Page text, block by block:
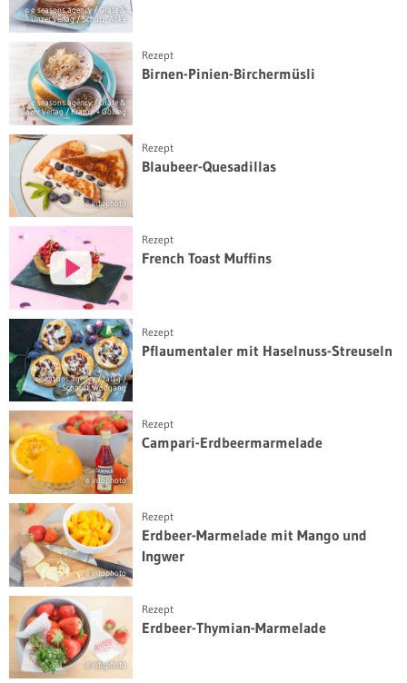
© © seasons.agency / Gräfe &
Unzer Verlag / Schütz, Anke
© seasons.agency / Gräfe &
Unzer Verlag / Kramp + Gölling
Rezept
Birnen-Pinien-Birchermüsli
© intophoto
Rezept
Blaubeer-Quesadillas
©
Rezept
French Toast Muffins
© seasons.agency / Jalag /
Schardt, Wolfgang
Rezept
Pflaumentaler mit Haselnuss-Streuseln
© intophoto
Rezept
Campari-Erdbeermarmelade
© intophoto
Rezept
Erdbeer-Marmelade mit Mango und
Ingwer
© intophoto
Rezept
Erdbeer-Thymian-Marmelade